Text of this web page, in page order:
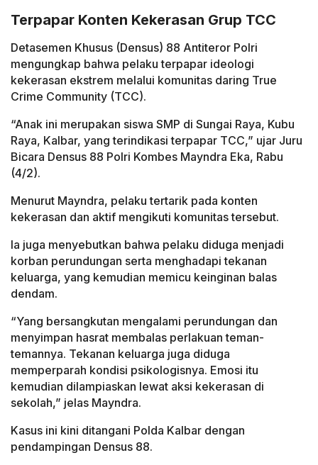
Terpapar Konten Kekerasan Grup TCC
Detasemen Khusus (Densus) 88 Antiteror Polri
mengungkap bahwa pelaku terpapar ideologi
kekerasan ekstrem melalui komunitas daring True
Crime Community (TCC).
“Anak ini merupakan siswa SMP di Sungai Raya, Kubu
Raya, Kalbar, yang terindikasi terpapar TCC,” ujar Juru
Bicara Densus 88 Polri Kombes Mayndra Eka, Rabu
(4/2).
Menurut Mayndra, pelaku tertarik pada konten
kekerasan dan aktif mengikuti komunitas tersebut.
Ia juga menyebutkan bahwa pelaku diduga menjadi
korban perundungan serta menghadapi tekanan
keluarga, yang kemudian memicu keinginan balas
dendam.
“Yang bersangkutan mengalami perundungan dan
menyimpan hasrat membalas perlakuan teman-
temannya. Tekanan keluarga juga diduga
memperparah kondisi psikologisnya. Emosi itu
kemudian dilampiaskan lewat aksi kekerasan di
sekolah,” jelas Mayndra.
Kasus ini kini ditangani Polda Kalbar dengan
pendampingan Densus 88.